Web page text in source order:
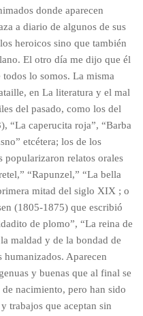
donde aparecen
a diario de algunos de sus
heroicos sino que también
El otro día me dijo que él
lo somos. La misma
en La literatura y el mal
del pasado, como los del
“La caperucita roja”, “Barba
etcétera; los de los
popularizaron relatos orales
“Rapunzel,” “La bella
mitad del siglo XIX ; o
(1805-1875) que escribió
de plomo”, “La reina de
maldad y de la bondad de
humanizados. Aparecen
y buenas que al final se
nacimiento, pero han sido
trabajos que aceptan sin